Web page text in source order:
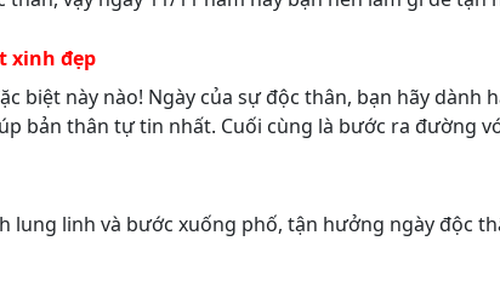
xinh đẹp
biệt này nào! Ngày của sự độc thân, bạn hãy
bản thân tự tin nhất. Cuối cùng là bước ra đường
lung linh và bước xuống phố, tận hưởng ngày độc